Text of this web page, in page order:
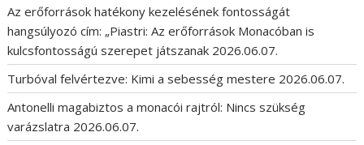
Az erőforrások hatékony kezelésének fontosságát
hangsúlyozó cím: „Piastri: Az erőforrások Monacóban is
kulcsfontosságú szerepet játszanak 2026.06.07.
Turbóval felvértezve: Kimi a sebesség mestere 2026.06.07.
Antonelli magabiztos a monacói rajtról: Nincs szükség
varázslatra 2026.06.07.